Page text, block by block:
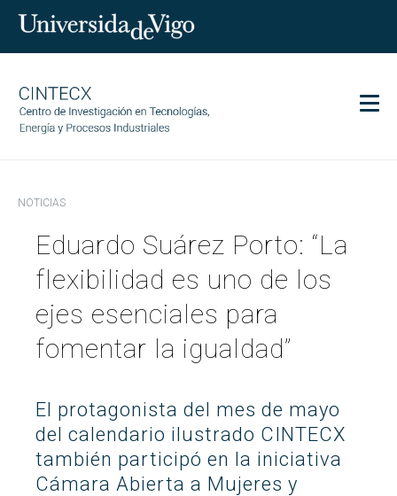
Investigación
Transferencia
Servicios
Comunicación
Igualdad
GL EN Search
BuscarBUSCAR
TwitterInstagramYoutubeLinkedin
NOTICIAS
Eduardo Suárez Porto: “La
flexibilidad es uno de los
ejes esenciales para
fomentar la igualdad”
El protagonista del mes de mayo
del calendario ilustrado CINTECX
también participó en la iniciativa
Cámara Abierta a Mujeres y